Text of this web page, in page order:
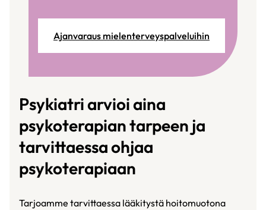
Ajanvaraus mielenterveyspalveluihin
Psykiatri arvioi aina
psykoterapian tarpeen ja
tarvittaessa ohjaa
psykoterapiaan
Tarjoamme tarvittaessa lääkitystä hoitomuotona